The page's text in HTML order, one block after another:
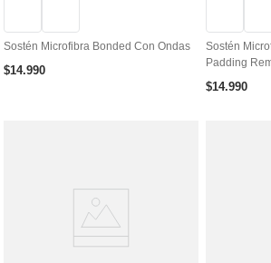
Sostén Microfibra Bonded Con Ondas
$14.990
Sostén
Padding
$14.990